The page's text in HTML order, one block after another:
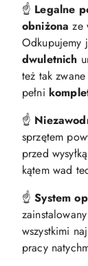
☝️ Legalne
obniżona ze
Odkupujemy
dwuletnich
też tak zwane
pełni
☝️
sprzętem
przed
kątem wad
☝️ System
wszystkimi
pracy